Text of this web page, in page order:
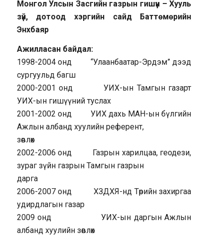
Монгол Улсын Засгийн газрын гишүүн – Хууль
зүй, дотоод хэргийн сайд Баттөмөрийн
Энхбаяр
Ажилласан байдал:
1998-2004 онд “Улаанбаатар-Эрдэм” дээд
сургуульд багш
2000-2001 онд УИХ-ын Тамгын газарт
УИХ-ын гишүүний туслах
2001-2002 онд УИХ дахь МАН-ын бүлгийн
Ажлын албанд хуулийн референт,
зөвлөх
2002-2006 онд Газрын харилцаа, геодези,
зураг зүйн газрын Тамгын газрын
дарга
2006-2007 онд ХЗДХЯ-нд Төрийн захиргаа
удирдлагын газар
2009 онд УИХ-ын даргын Ажлын
албанд хуулийн зөвлөх